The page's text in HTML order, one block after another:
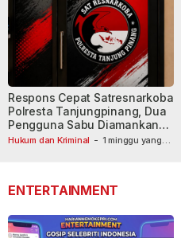
Hukum dan Kriminal - 1 minggu yang
Respons Cepat Satresnarkoba
Polresta Tanjungpinang, Dua
Pengguna Sabu Diamankan
Usai Dilaporkan ke Call Center
ENTERTAINMENT